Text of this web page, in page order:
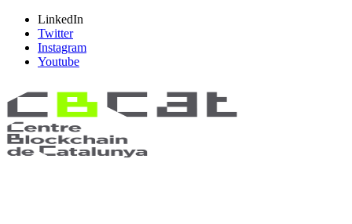
LinkedIn
Twitter
Instagram
Youtube